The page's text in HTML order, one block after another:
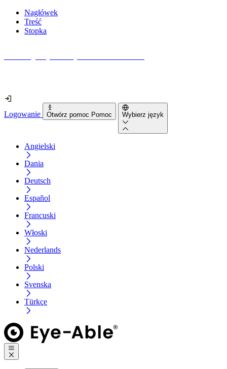
Nagłówek
Treść
Stopka
Logowanie Otwórz pomoc Pomoc Wybierz język
Angielski
Dania
Deutsch
Español
Francuski
Włoski
Nederlands
Polski
Svenska
Türkçe